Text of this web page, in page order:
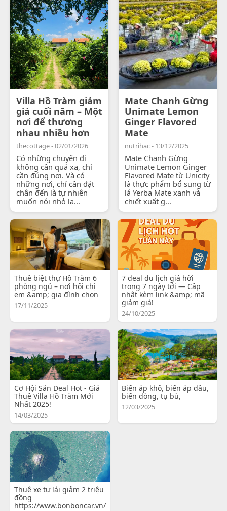
Villa Hồ Tràm giảm
giá cuối năm – Một
nơi để thương
nhau nhiều hơn
thecottage - 02/01/2026
Có những chuyến đi
không cần quá xa, chỉ
cần đúng nơi. Và có
những nơi, chỉ cần đặt
chân đến là tự nhiên
muốn nói nhỏ lạ...
Mate Chanh Gừng
Unimate Lemon
Ginger Flavored
Mate
nutrihac - 13/12/2025
Mate Chanh Gừng
Unimate Lemon Ginger
Flavored Mate từ Unicity
là thực phẩm bổ sung từ
lá Yerba Mate xanh và
chiết xuất g...
Thuê biệt thự Hồ Tràm 6
phòng ngủ – nơi hội chị
em &amp; gia đình chọn
17/11/2025
7 deal du lịch giá hời
trong 7 ngày tới — Cập
nhật kèm link &amp; mã
giảm giá!
24/10/2025
Cơ Hội Săn Deal Hot - Giá
Thuê Villa Hồ Tràm Mới
Nhất 2025!
14/03/2025
Biến áp khô, biến áp dầu,
biến dòng, tụ bù,
12/03/2025
Thuê xe tự lái giảm 2 triệu
đồng
https://www.bonboncar.vn/